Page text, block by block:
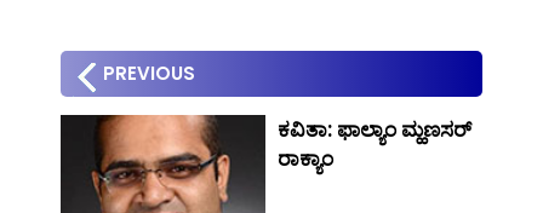
PREVIOUS
ಕವಿತಾ: ಫಾಲ್ಯಾಂ ಮ್ಹಣಸರ್
ರಾಕ್ಯಾಂ